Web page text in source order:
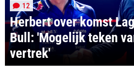
Herbert over komst
Bull: 'Mogelijk teken
vertrek'
12